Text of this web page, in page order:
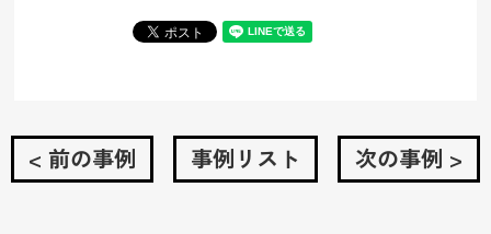
< 前の事例 事例リスト 次の事例 >